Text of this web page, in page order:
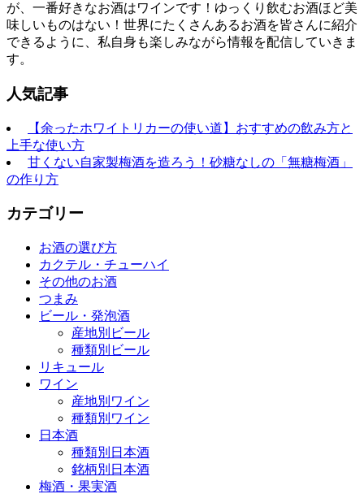
が、一番好きなお酒はワインです！ゆっくり飲むお酒ほど美
味しいものはない！世界にたくさんあるお酒を皆さんに紹介
できるように、私自身も楽しみながら情報を配信していきま
す。
人気記事
【余ったホワイトリカーの使い道】おすすめの飲み方と
上手な使い方
甘くない自家製梅酒を造ろう！砂糖なしの「無糖梅酒」
の作り方
カテゴリー
お酒の選び方
カクテル・チューハイ
その他のお酒
つまみ
ビール・発泡酒
産地別ビール
種類別ビール
リキュール
ワイン
産地別ワイン
種類別ワイン
日本酒
種類別日本酒
銘柄別日本酒
梅酒・果実酒